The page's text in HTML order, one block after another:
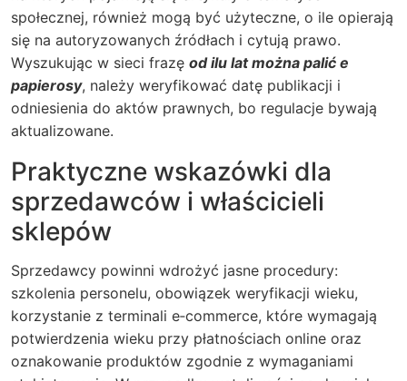
społecznej, również mogą być użyteczne, o ile opierają
się na autoryzowanych źródłach i cytują prawo.
Wyszukując w sieci frazę od ilu lat można palić e
papierosy, należy weryfikować datę publikacji i
odniesienia do aktów prawnych, bo regulacje bywają
aktualizowane.
Praktyczne wskazówki dla
sprzedawców i właścicieli
sklepów
Sprzedawcy powinni wdrożyć jasne procedury:
szkolenia personelu, obowiązek weryfikacji wieku,
korzystanie z terminali e‑commerce, które wymagają
potwierdzenia wieku przy płatnościach online oraz
oznakowanie produktów zgodnie z wymaganiami